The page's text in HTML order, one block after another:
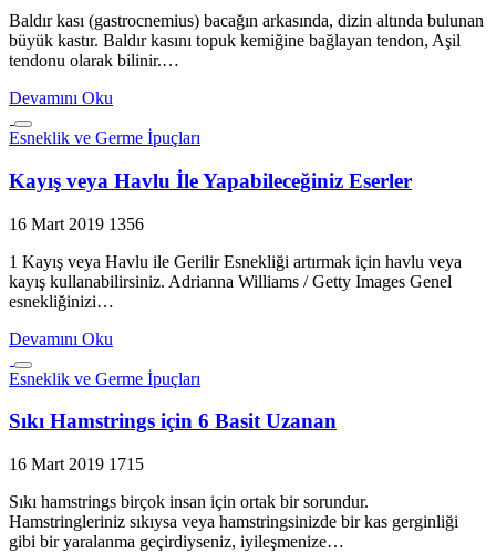
Baldır kası (gastrocnemius) bacağın arkasında, dizin altında bulunan
büyük kastır. Baldır kasını topuk kemiğine bağlayan tendon, Aşil
tendonu olarak bilinir.…
Devamını Oku
Esneklik ve Germe İpuçları
Kayış veya Havlu İle Yapabileceğiniz Eserler
16 Mart 2019 1356
1 Kayış veya Havlu ile Gerilir Esnekliği artırmak için havlu veya
kayış kullanabilirsiniz. Adrianna Williams / Getty Images Genel
esnekliğinizi…
Devamını Oku
Esneklik ve Germe İpuçları
Sıkı Hamstrings için 6 Basit Uzanan
16 Mart 2019 1715
Sıkı hamstrings birçok insan için ortak bir sorundur.
Hamstringleriniz sıkıysa veya hamstringsinizde bir kas gerginliği
gibi bir yaralanma geçirdiyseniz, iyileşmenize…